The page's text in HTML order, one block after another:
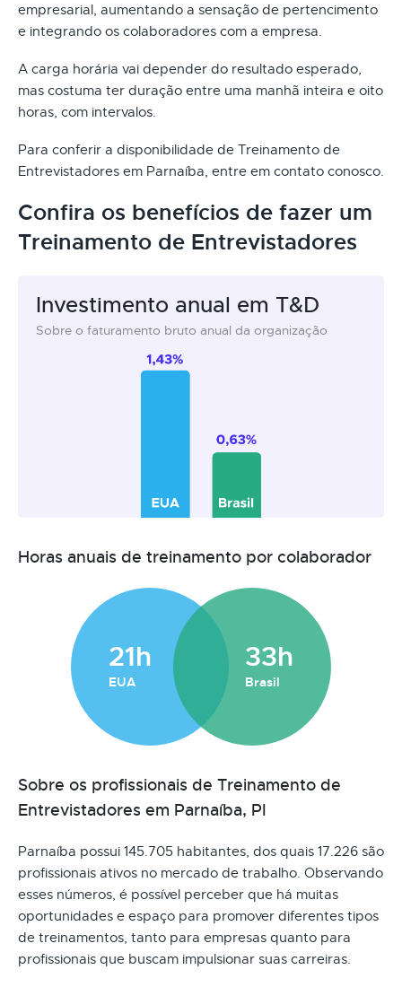
empresarial, aumentando a sensação de pertencimento
e integrando os colaboradores com a empresa.
A carga horária vai depender do resultado esperado,
mas costuma ter duração entre uma manhã inteira e oito
horas, com intervalos.
Para conferir a disponibilidade de Treinamento de
Entrevistadores em Parnaíba, entre em contato conosco.
Confira os benefícios de fazer um
Treinamento de Entrevistadores
Investimento anual em T&D
Sobre o faturamento bruto anual da organização
Horas anuais de treinamento por colaborador
21h
EUA
33h
Brasil
Sobre os profissionais de Treinamento de
Entrevistadores em Parnaíba, PI
Parnaíba possui 145.705 habitantes, dos quais 17.226 são
profissionais ativos no mercado de trabalho. Observando
esses números, é possível perceber que há muitas
oportunidades e espaço para promover diferentes tipos
de treinamentos, tanto para empresas quanto para
profissionais que buscam impulsionar suas carreiras.